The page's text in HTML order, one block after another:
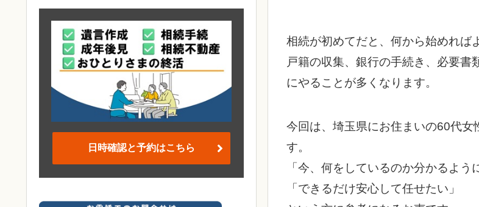
相続が初めてだと、何から始めれば
戸籍の収集、銀行の手続き、必要
にやることが多くなります。
今回は、埼玉県にお住まいの60代女
す。
「今、何をしているのか分かるよう
「できるだけ安心して任せたい」
日時確認と予約はこちら